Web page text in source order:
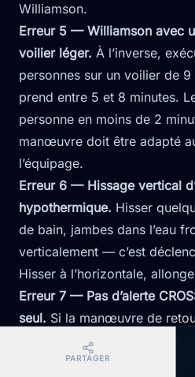
Williamson.
Erreur 5 — Williamson avec
voilier léger. À l’inverse,
personnes sur un voilier de
prend entre 5 et 8 minutes.
personne en moins de 2
manœuvre doit être adapté
l’équipage.
Erreur 6 — Hissage vertical
hypothermique. Hisser
de bain, jambes dans l’eau
verticalement — c’est
Hisser à l’horizontale,
Erreur 7 — Pas d’alerte
seul. Si la manœuvre de
mauvais cap, personne
— chaque minute
PARTAGER